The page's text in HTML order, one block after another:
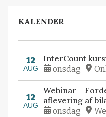
KALENDER
12
AUG
InterCount
onsdag
12
AUG
Webinar –
aflevering af
onsdag